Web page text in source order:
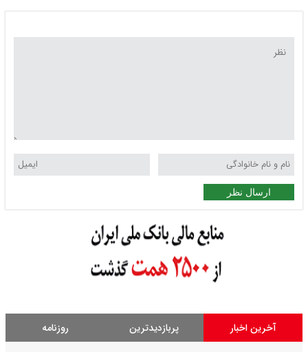
ارسال نظر
آخرین اخبار پربازدیدترین روزنامه